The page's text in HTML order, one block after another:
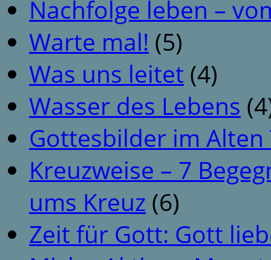
Nachfolge leben –
Warte mal! (5)
Was uns leitet (4)
Wasser des Lebens
Gottesbilder im
Kreuzweise – 7
ums Kreuz (6)
Zeit für Gott: Gott